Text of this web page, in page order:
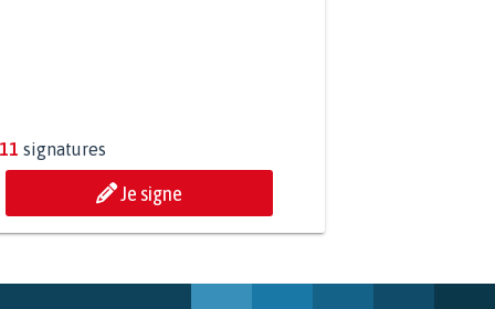
signatures
Je signe